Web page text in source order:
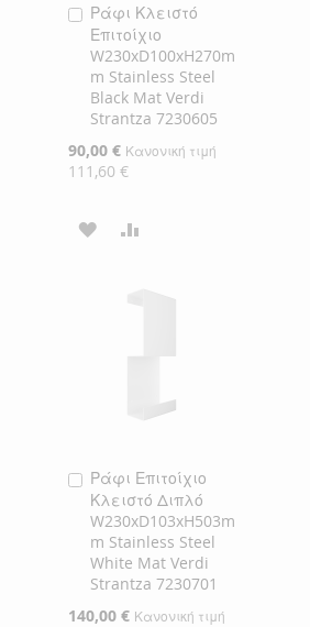
Ράφι Κλειστό
Επιτοίχιο
W230xD100xH270m
m Stainless Steel
Black Mat Verdi
Strantza 7230605
Ειδική
Τιμή
90,00 € Κανονική τιμή
111,60 €
Προσθήκη
στο
Καλάθι
ΠΡΟΣΘΉΚΗ
ΣΎΓΚΡΙΣΗ
Ράφι Επιτοίχιο
Κλειστό Διπλό
W230xD103xH503m
m Stainless Steel
White Mat Verdi
Strantza 7230701
Ειδική
140,00 € Κανονική τιμή
Προσθήκη
στο
Καλάθι